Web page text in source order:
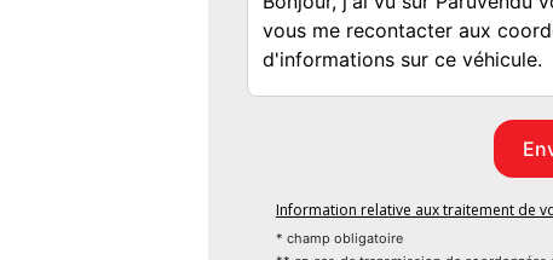
Information relative aux traitement de
* champ obligatoire